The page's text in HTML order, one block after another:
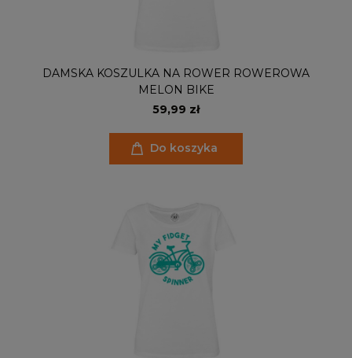
DAMSKA KOSZULKA NA ROWER ROWEROWA
MELON BIKE
59,99 zł
Do koszyka